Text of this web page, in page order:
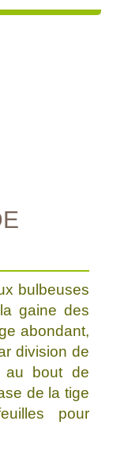
bulbeuses
gaine des
abondant,
division de
au bout de
de la tige
pour